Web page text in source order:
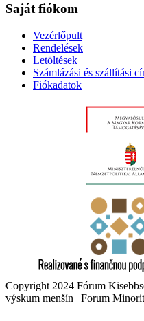
Saját fiókom
Vezérlőpult
Rendelések
Letöltések
Számlázási és szállítási
Fiókadatok
Copyright 2024 Fórum
výskum menšín | Forum